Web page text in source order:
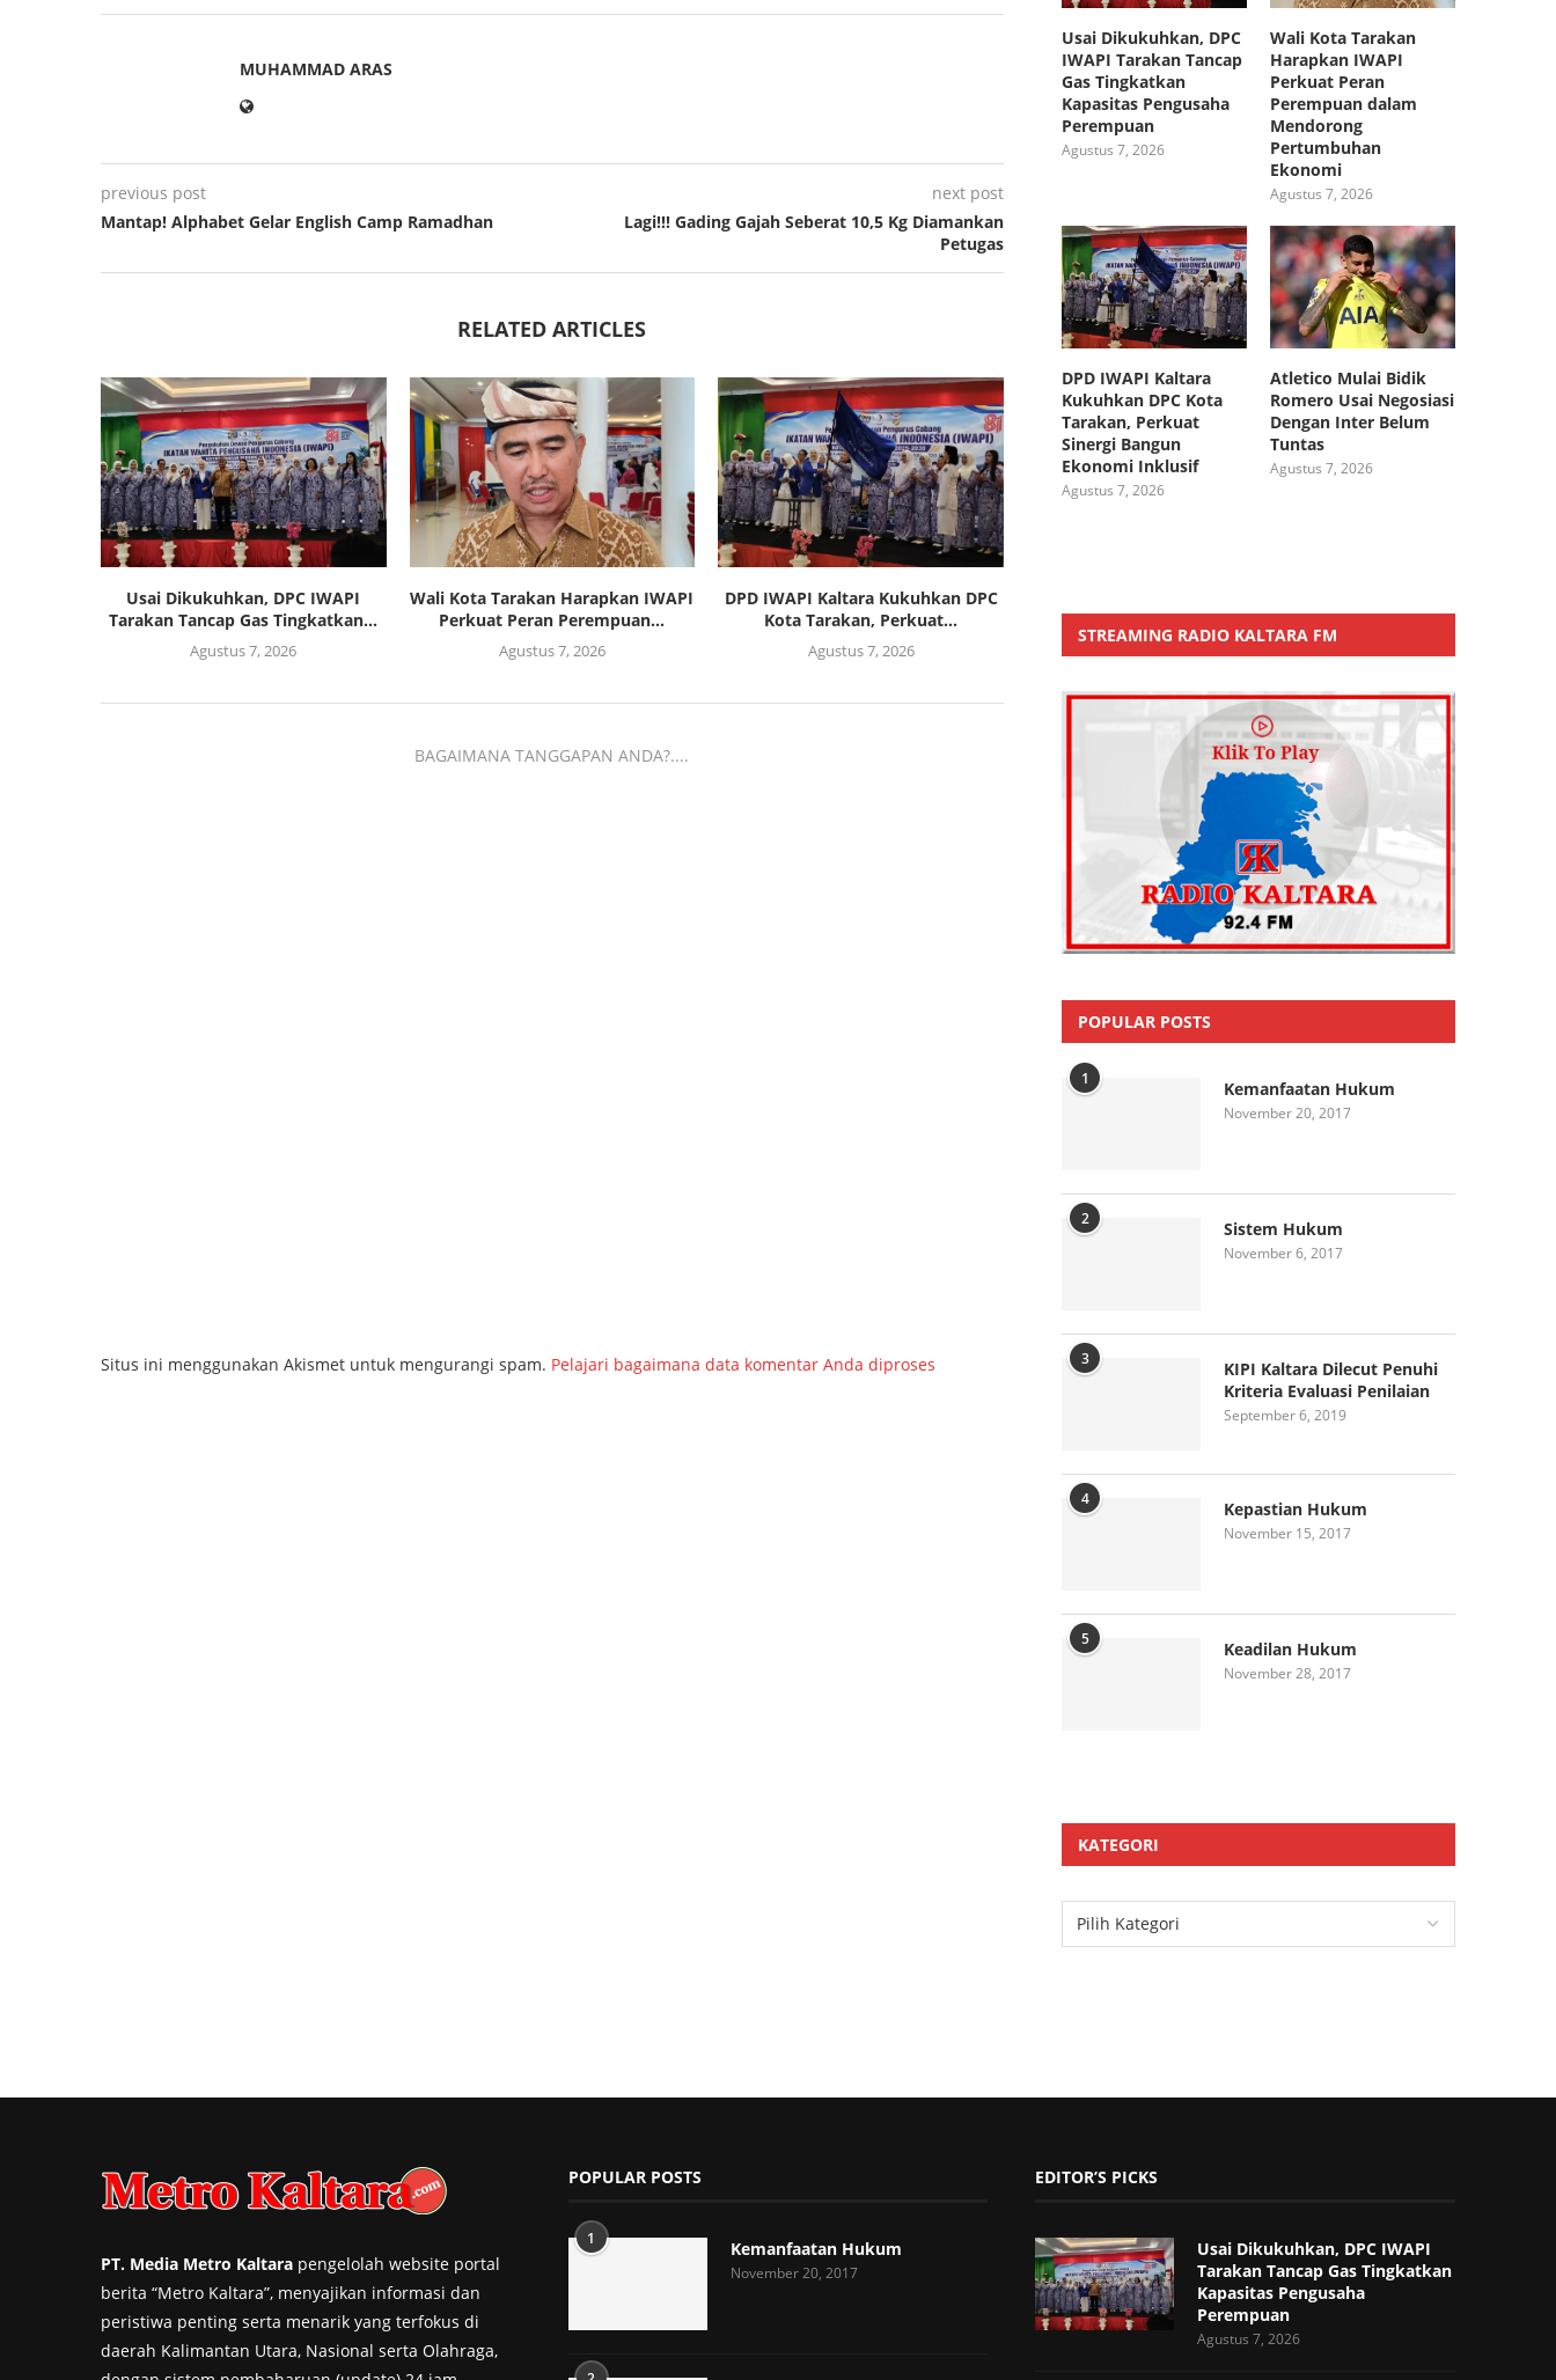
MUHAMMAD ARAS
previous post
Mantap! Alphabet Gelar English Camp Ramadhan
next post
Lagi!!! Gading Gajah Seberat 10,5 Kg Diamankan
Petugas
RELATED ARTICLES
Usai Dikukuhkan, DPC IWAPI
Tarakan Tancap Gas Tingkatkan...
Agustus 7, 2026
Wali Kota Tarakan Harapkan IWAPI
Perkuat Peran Perempuan...
Agustus 7, 2026
DPD IWAPI Kaltara Kukuhkan DPC
Kota Tarakan, Perkuat...
Agustus 7, 2026
BAGAIMANA TANGGAPAN ANDA?....
Situs ini menggunakan Akismet untuk mengurangi spam. Pelajari bagaimana data komentar Anda diproses
Usai Dikukuhkan, DPC
IWAPI Tarakan Tancap
Gas Tingkatkan
Kapasitas Pengusaha
Perempuan
Agustus 7, 2026
Wali Kota Tarakan
Harapkan IWAPI
Perkuat Peran
Perempuan dalam
Mendorong
Pertumbuhan
Ekonomi
Agustus 7, 2026
DPD IWAPI Kaltara
Kukuhkan DPC Kota
Tarakan, Perkuat
Sinergi Bangun
Ekonomi Inklusif
Agustus 7, 2026
Atletico Mulai Bidik
Romero Usai Negosiasi
Dengan Inter Belum
Tuntas
Agustus 7, 2026
STREAMING RADIO KALTARA FM
POPULAR POSTS
1 Kemanfaatan Hukum
November 20, 2017
2 Sistem Hukum
November 6, 2017
3
KIPI Kaltara Dilecut Penuhi
Kriteria Evaluasi Penilaian
September 6, 2019
4 Kepastian Hukum
November 15, 2017
5 Keadilan Hukum
November 28, 2017
KATEGORI
PT. Media Metro Kaltara pengelolah website portal
berita “Metro Kaltara”, menyajikan informasi dan
peristiwa penting serta menarik yang terfokus di
daerah Kalimantan Utara, Nasional serta Olahraga,
POPULAR POSTS
1 Kemanfaatan Hukum
November 20, 2017
EDITOR’S PICKS
Usai Dikukuhkan, DPC IWAPI
Tarakan Tancap Gas Tingkatkan
Kapasitas Pengusaha
Perempuan
Agustus 7, 2026